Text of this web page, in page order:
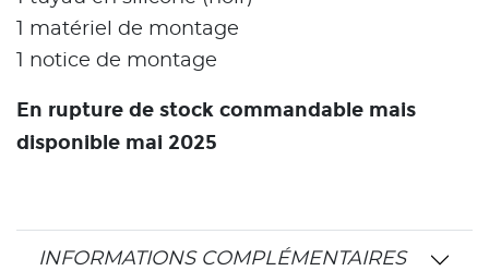
1 matériel de montage
1 notice de montage
En rupture de stock commandable mais
disponible mai 2025
INFORMATIONS COMPLÉMENTAIRES